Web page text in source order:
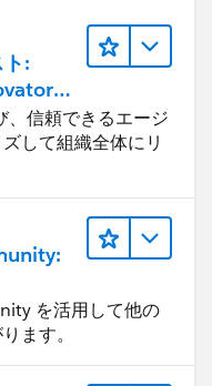
:
信頼できるエージ
して組織全体にリ
を活用して他の
ます。